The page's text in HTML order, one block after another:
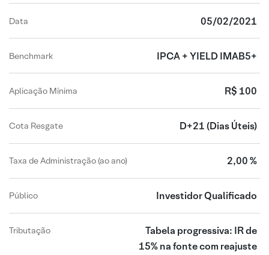
Data 05/02/2021
Benchmark IPCA + YIELD IMAB5+
Aplicação Mínima R$ 100
Cota Resgate D+21 (Dias Úteis)
Taxa de Administração (ao ano) 2,00 %
Público Investidor Qualificado
Tributação
Tabela progressiva: IR de
15% na fonte com reajuste